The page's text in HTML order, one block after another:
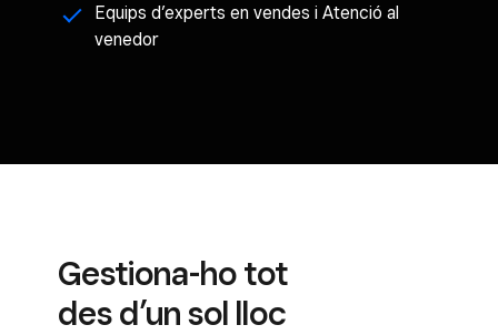
Equips d’experts en vendes i Atenció al
venedor
Gestiona-ho tot
des d’un sol lloc